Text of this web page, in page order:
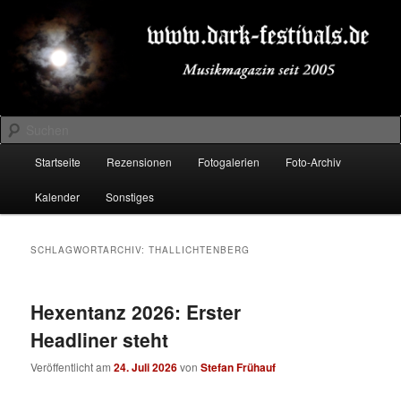
primären
Inhalt
springen
sekundären
Inhalt
springenDARK-FESTIVALS.DE
Suchen
Startseite Rezensionen Fotogalerien Foto-Archiv
Kalender Sonstiges
SCHLAGWORTARCHIV:THALLICHTENBERG
Hexentanz 2026: Erster
Headliner steht
Veröffentlicht am24. Juli 2026vonStefan Frühauf